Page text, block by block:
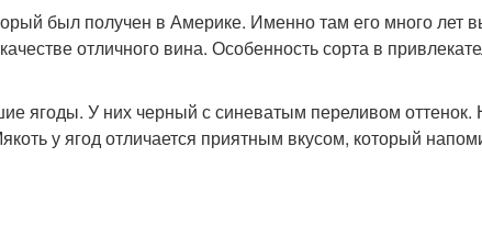
был получен в Америке. Именно там его много лет
отличного вина. Особенность сорта в
ягоды. У них черный с синеватым переливом оттенок.
у ягод отличается приятным вкусом, который